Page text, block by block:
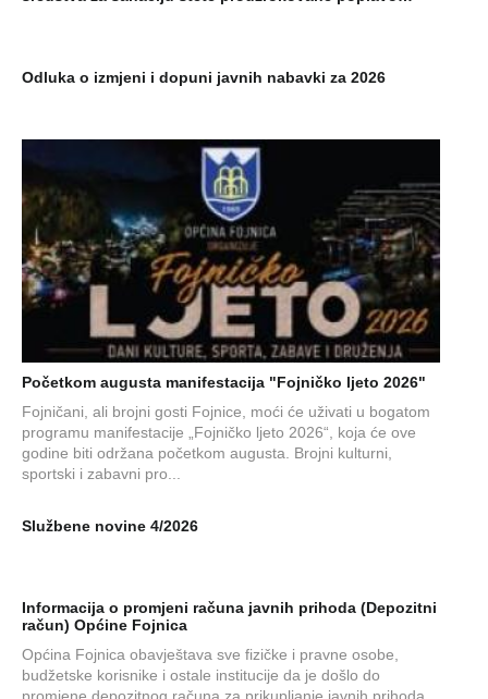
Odluka o izmjeni i dopuni javnih nabavki za 2026
Početkom augusta manifestacija "Fojničko ljeto 2026"
Fojničani, ali brojni gosti Fojnice, moći će uživati u bogatom
programu manifestacije „Fojničko ljeto 2026“, koja će ove
godine biti održana početkom augusta. Brojni kulturni,
sportski i zabavni pro...
Službene novine 4/2026
Informacija o promjeni računa javnih prihoda (Depozitni
račun) Općine Fojnica
Općina Fojnica obavještava sve fizičke i pravne osobe,
budžetske korisnike i ostale institucije da je došlo do
promjene depozitnog računa za prikupljanje javnih prihoda